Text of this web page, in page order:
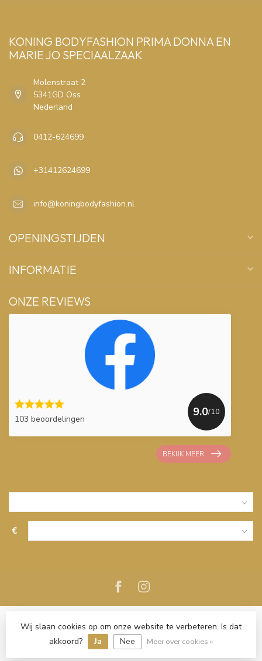
KONING BODYFASHION PRIMA DONNA EN
MARIE JO SPECIAALZAAK
Molenstraat 2
5341GD Oss
Nederland
0412-624699
+31412624699
info@koningbodyfashion.nl
OPENINGSTIJDEN
INFORMATIE
ONZE REVIEWS
103 beoordelingen
9.0/10
BEKIJK MEER
€
Wij slaan cookies op om onze website te verbeteren. Is dat
akkoord?
Ja Nee Meer over cookies »